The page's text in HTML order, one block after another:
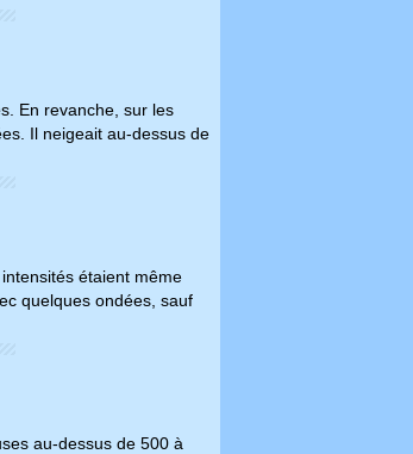
En revanche, sur les
Il neigeait au-dessus de
étaient même
quelques ondées, sauf
au-dessus de 500 à